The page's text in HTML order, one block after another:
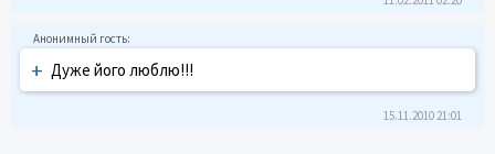
+ Дуже його люблю!!!
15.11.2010 21:01